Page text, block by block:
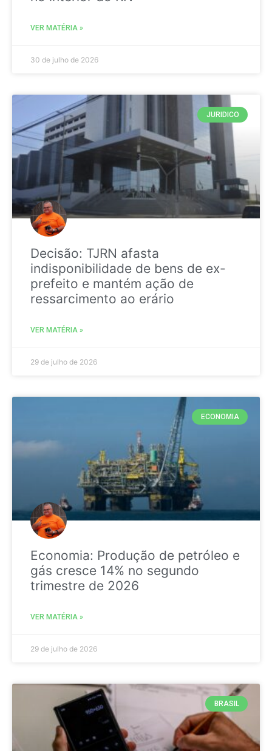
VER MATÉRIA »
30 de julho de 2026
JURIDICO
Decisão: TJRN afasta
indisponibilidade de bens de ex-
prefeito e mantém ação de
ressarcimento ao erário
VER MATÉRIA »
29 de julho de 2026
ECONOMIA
Economia: Produção de petróleo e
gás cresce 14% no segundo
trimestre de 2026
VER MATÉRIA »
29 de julho de 2026
BRASIL